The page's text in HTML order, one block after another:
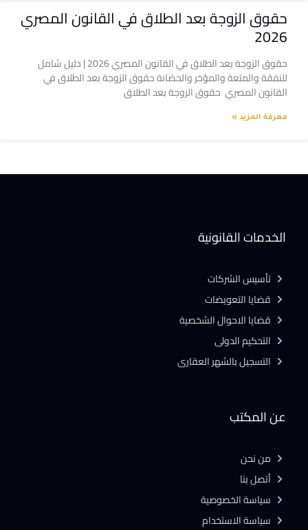
حقوق الزوجة بعد الطلاق في القانون المصري
2026
حقوق الزوجة بعد الطلاق في القانون المصري 2026 | دليل شامل
للنفقة والمتعة والمؤخر والحضانة حقوق الزوجة بعد الطلاق في
القانون المصري حقوق الزوجة بعد الطلاق
معرفة المزيد »
عن المكتب
من نحن
أتصل بنا
سياسة الخصوصية
سياسة الاستخدام
الخدمات القانونية
تأسيس الشركات
قضايا التعويضات
قضايا الاحوال الشخصية
التحكيم الدولى
التسجيل بالشهر العقارى